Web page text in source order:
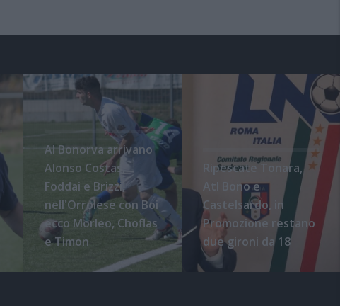
Al Bonorva arrivano
Alonso Costas,
Foddai e Brizzi,
nell'Orrolese con Boi
ecco Morleo, Choflas
e Timon
Ripescate Tonara,
Atl Bono e
Castelsardo, in
Promozione restano
due gironi da 18